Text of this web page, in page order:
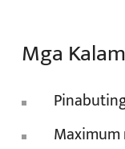
Mga